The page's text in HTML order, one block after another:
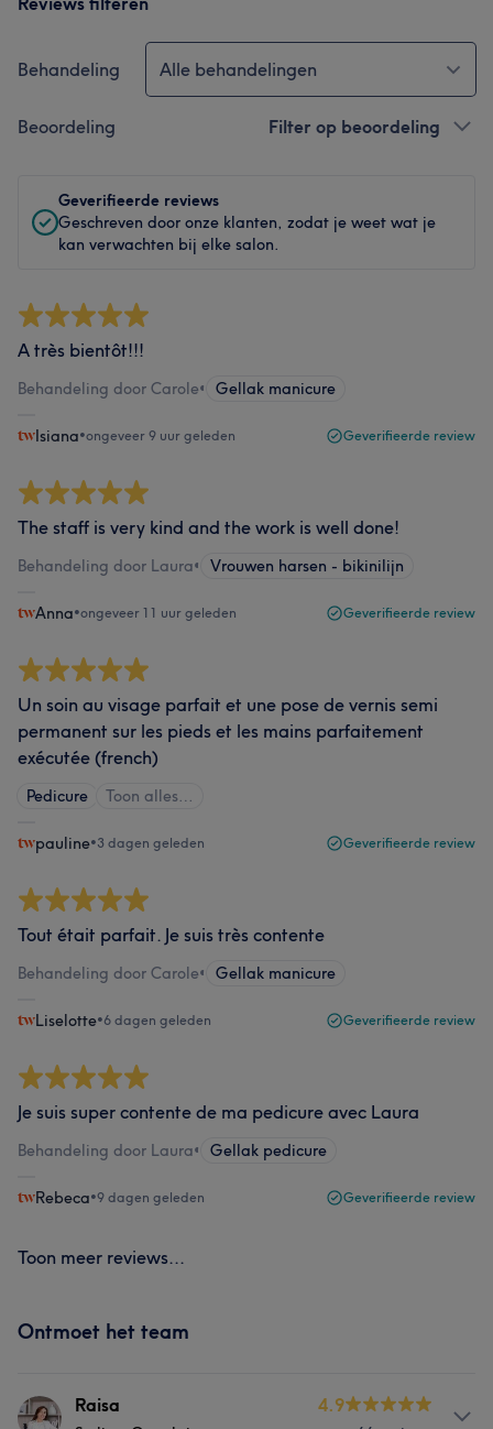
Behandeling Alle behandelingen
Beoordeling Filter op beoordeling
Geverifieerde reviews
Geschreven door onze klanten, zodat je weet wat je
kan verwachten bij elke salon.
A très bientôt!!!
Behandeling door Carole• Gellak manicure
Isiana•ongeveer 9 uur geleden Geverifieerde review
The staff is very kind and the work is well done!
Behandeling door Laura• Vrouwen harsen - bikinilijn
Anna•ongeveer 11 uur geleden Geverifieerde review
Un soin au visage parfait et une pose de vernis semi
permanent sur les pieds et les mains parfaitement
exécutée (french)
Pedicure Toon alles…
pauline•3 dagen geleden Geverifieerde review
Tout était parfait. Je suis très contente
Behandeling door Carole• Gellak manicure
Liselotte•6 dagen geleden Geverifieerde review
Je suis super contente de ma pedicure avec Laura
Behandeling door Laura• Gellak pedicure
Rebeca•9 dagen geleden Geverifieerde review
Toon meer reviews...
Ontmoet het team
Raisa 4.9